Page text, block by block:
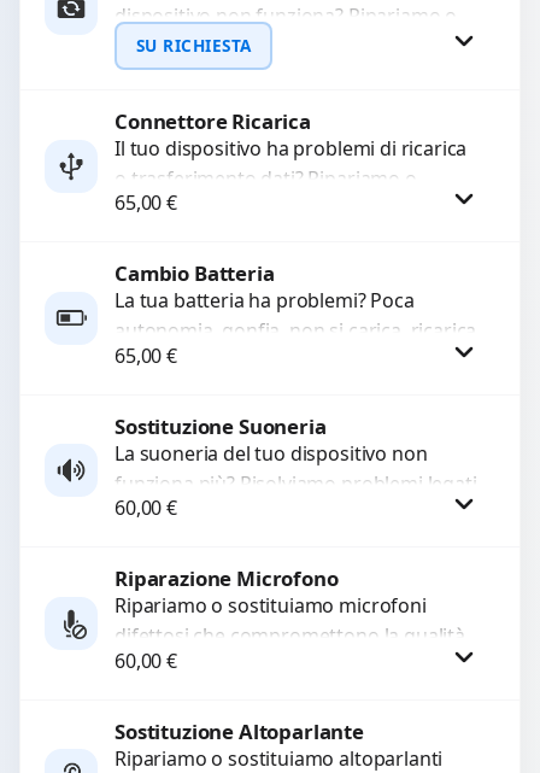
WhatsApp
dispositivo non funziona? Ripariamo o
sostituiamo fotocamere guaste con
problemi come immagini sfocate, messa
SU RICHIESTA
Richiedi Preventivo
Connettore Ricarica
Il tuo dispositivo ha problemi di ricarica
o trasferimento dati? Ripariamo o
sostituiamo connettori di ricarica guasti,
65,00€
Procedi
Cambio Batteria
La tua batteria ha problemi? Poca
autonomia, gonfia, non si carica, ricarica
lenta o cicli di ricarica esauriti?
65,00€
Procedi
Sostituzione Suoneria
La suoneria del tuo dispositivo non
funziona più? Risolviamo problemi legati
a moduli audio difettosi con interventi
60,00€
Procedi
Riparazione Microfono
Ripariamo o sostituiamo microfoni
difettosi che compromettono la qualità
audio delle registrazioni o delle
di...
60,00€
Procedi
Sostituzione Altoparlante
Ripariamo o sostituiamo altoparlanti